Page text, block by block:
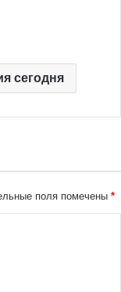
сегодня
поля помечены *